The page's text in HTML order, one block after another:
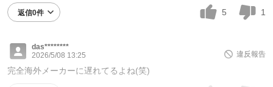
返信0件 5 1
das********
2026/5/08 13:25
違反報告
完全海外メーカーに遅れてるよね(笑)